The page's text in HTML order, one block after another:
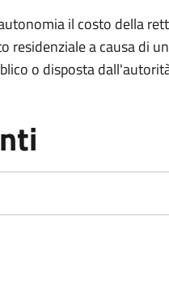
il costo della
residenziale a causa di
o disposta